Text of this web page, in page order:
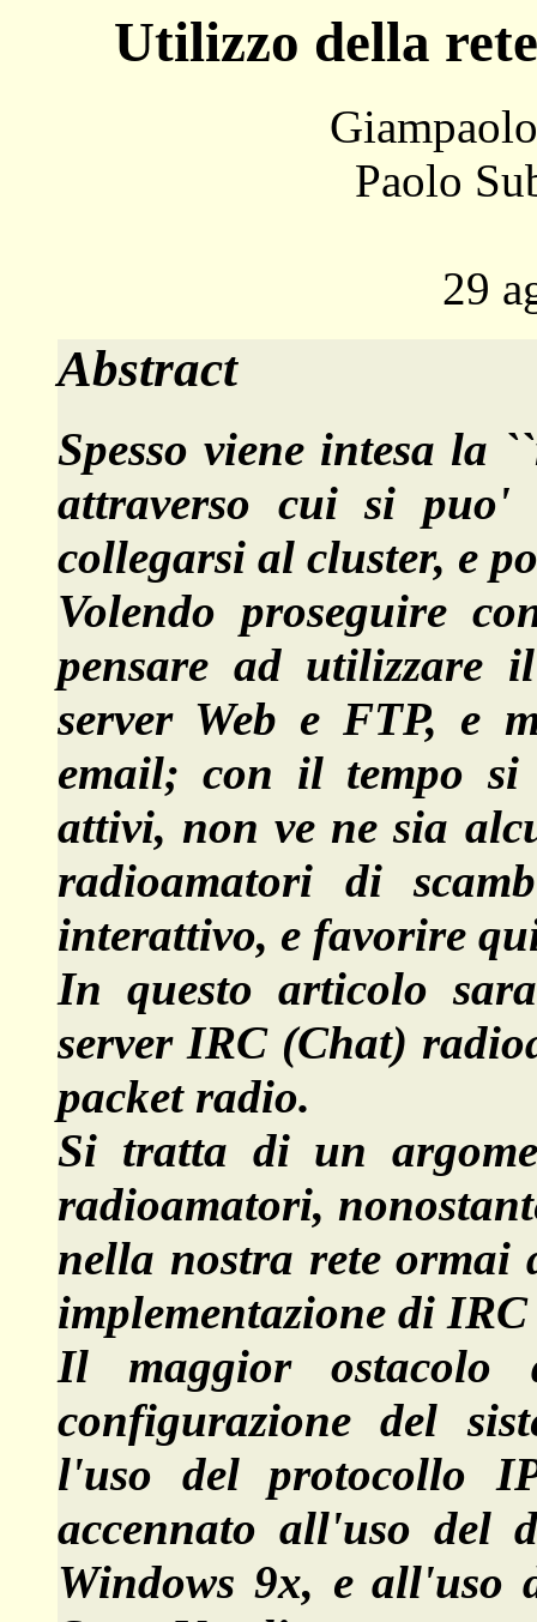
Utilizzo della
Paolo
29
Abstract
Spesso viene intesa la
attraverso cui si puo'
collegarsi al cluster, e
Volendo proseguire
pensare ad utilizzare
server Web e FTP, e
email; con il tempo
attivi, non ve ne sia
radioamatori di
interattivo, e favorire
In questo articolo
server IRC (Chat)
packet radio.
Si tratta di un
radioamatori,
nella nostra rete ormai
implementazione di
Il maggior ostacolo
configurazione del
l'uso del protocollo
accennato all'uso del
Windows 9x, e